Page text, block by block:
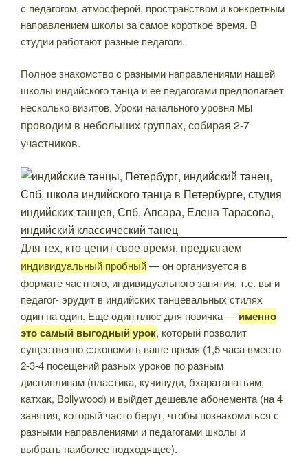
с педагогом, атмосферой, пространством и конкретным
направлением школы за самое короткое время. В
студии работают разные педагоги.
Полное знакомство с разными направлениями нашей
школы индийского танца и ее педагогами предполагает
несколько визитов. Уроки начального уровня мы
проводим в небольших группах, собирая 2-7
участников.
Для тех, кто ценит свое время, предлагаем
индивидуальный пробный— он организуется в
формате частного, индивидуального занятия, т.е. вы и
педагог- эрудит в индийских танцевальных стилях
один на один. Еще один плюс для новичка — именно
это самый выгодный урок, который позволит
существенно сэкономить ваше время (1,5 часа вместо
2-3-4 посещений разных уроков по разным
дисциплинам (пластика, кучипуди, бхаратанатьям,
катхак, Bollywood) и выйдет дешевле абонемента (на 4
занятия, который часто берут, чтобы познакомиться с
разными направлениями и педагогами школы и
выбрать наиболее подходящее).